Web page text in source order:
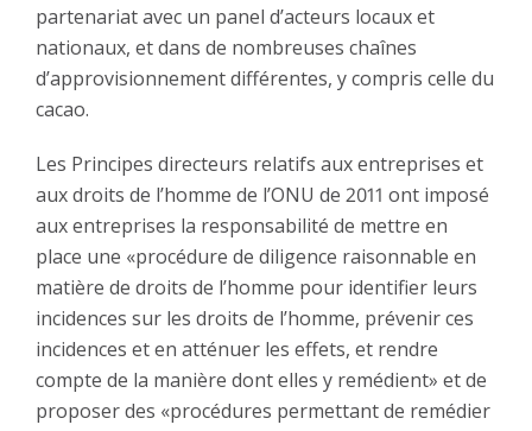
partenariat avec un panel d’acteurs locaux et
nationaux, et dans de nombreuses chaînes
d’approvisionnement différentes, y compris celle du
cacao.
Les Principes directeurs relatifs aux entreprises et
aux droits de l’homme de l’ONU de 2011 ont imposé
aux entreprises la responsabilité de mettre en
place une «procédure de diligence raisonnable en
matière de droits de l’homme pour identifier leurs
incidences sur les droits de l’homme, prévenir ces
incidences et en atténuer les effets, et rendre
compte de la manière dont elles y remédient» et de
proposer des «procédures permettant de remédier